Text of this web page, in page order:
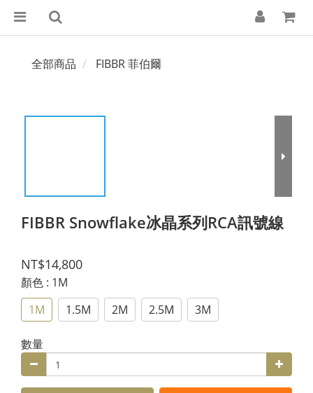
全部商品 FIBBR 菲伯爾
FIBBR Snowflake冰晶系列RCA訊號線
NT$14,800
顏色 : 1M
1M
1.5M 2M 2.5M 3M
數量